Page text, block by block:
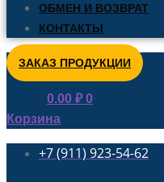
ОБМЕН И ВОЗВРАТ
КОНТАКТЫ
ЗАКАЗ ПРОДУКЦИИ
0.00 ₽ 0
Корзина
+7 (911) 923-54-62